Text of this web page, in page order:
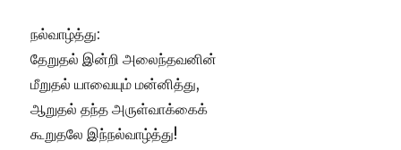
நல்வாழ்த்து:
தேறுதல் இன்றி அலைந்தவனின்
மீறுதல் யாவையும் மன்னித்து,
ஆறுதல் தந்த அருள்வாக்கைக்
கூறுதலே இந்நல்வாழ்த்து!